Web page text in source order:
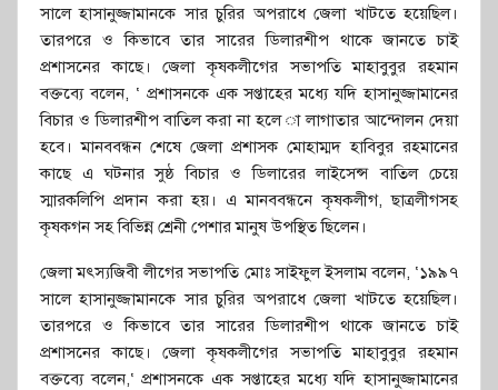
সালে হাসানুজ্জামানকে সার চুরির অপরাধে জেলা খাটতে হয়েছিল।
তারপরে ও কিভাবে তার সারের ডিলারশীপ থাকে জানতে চাই
প্রশাসনের কাছে। জেলা কৃষকলীগের সভাপতি মাহাবুবুর রহমান
বক্তব্যে বলেন, ‘ প্রশাসনকে এক সপ্তাহের মধ্যে যদি হাসানুজ্জামানের
বিচার ও ডিলারশীপ বাতিল করা না হলে া লাগাতার আন্দোলন দেয়া
হবে। মানববন্ধন শেষে জেলা প্রশাসক মোহাম্মদ হাবিবুর রহমানের
কাছে এ ঘটনার সুষ্ঠ বিচার ও ডিলারের লাইসেন্স বাতিল চেয়ে
স্মারকলিপি প্রদান করা হয়। এ মানববন্ধনে কৃষকলীগ, ছাত্রলীগসহ
কৃষকগন সহ বিভিন্ন শ্রেনী পেশার মানুষ উপস্থিত ছিলেন।
জেলা মৎস্যজিবী লীগের সভাপতি মোঃ সাইফুল ইসলাম বলেন, ‘১৯৯৭
সালে হাসানুজ্জামানকে সার চুরির অপরাধে জেলা খাটতে হয়েছিল।
তারপরে ও কিভাবে তার সারের ডিলারশীপ থাকে জানতে চাই
প্রশাসনের কাছে। জেলা কৃষকলীগের সভাপতি মাহাবুবুর রহমান
বক্তব্যে বলেন,‘ প্রশাসনকে এক সপ্তাহের মধ্যে যদি হাসানুজ্জামানের